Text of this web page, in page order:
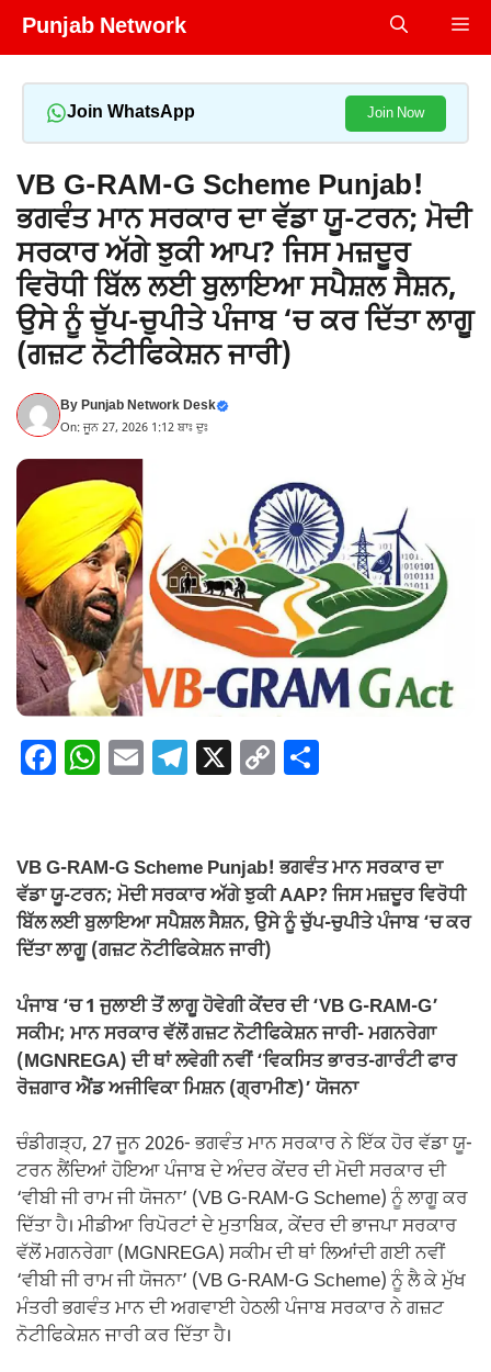
Skip
Punjab Network
Join WhatsApp Join Now
VB G-RAM-G Scheme Punjab!
ਭਗਵੰਤ ਮਾਨ ਸਰਕਾਰ ਦਾ ਵੱਡਾ ਯੂ-ਟਰਨ; ਮੋਦੀ
ਸਰਕਾਰ ਅੱਗੇ ਝੁਕੀ ਆਪ? ਜਿਸ ਮਜ਼ਦੂਰ
ਵਿਰੋਧੀ ਬਿੱਲ ਲਈ ਬੁਲਾਇਆ ਸਪੈਸ਼ਲ ਸੈਸ਼ਨ,
ਉਸੇ ਨੂੰ ਚੁੱਪ-ਚੁਪੀਤੇ ਪੰਜਾਬ ‘ਚ ਕਰ ਦਿੱਤਾ ਲਾਗੂ
(ਗਜ਼ਟ ਨੋਟੀਫਿਕੇਸ਼ਨ ਜਾਰੀ)
ByPunjab Network Desk
On: ਜੂਨ 27, 2026 1:12 ਬਾਃ ਦੁਃ
F
e
b
o
o
k
W
s
A
p
p
E T
gr
a
m
X C
y
Li
n
e
VB G-RAM-G Scheme Punjab! ਭਗਵੰਤ ਮਾਨ ਸਰਕਾਰ ਦਾ
ਵੱਡਾ ਯੂ-ਟਰਨ; ਮੋਦੀ ਸਰਕਾਰ ਅੱਗੇ ਝੁਕੀ AAP? ਜਿਸ ਮਜ਼ਦੂਰ ਵਿਰੋਧੀ
ਬਿੱਲ ਲਈ ਬੁਲਾਇਆ ਸਪੈਸ਼ਲ ਸੈਸ਼ਨ, ਉਸੇ ਨੂੰ ਚੁੱਪ-ਚੁਪੀਤੇ ਪੰਜਾਬ ‘ਚ ਕਰ
ਦਿੱਤਾ ਲਾਗੂ (ਗਜ਼ਟ ਨੋਟੀਫਿਕੇਸ਼ਨ ਜਾਰੀ)
ਪੰਜਾਬ ‘ਚ 1 ਜੁਲਾਈ ਤੋਂ ਲਾਗੂ ਹੋਵੇਗੀ ਕੇਂਦਰ ਦੀ ‘VB G-RAM-G’
ਸਕੀਮ; ਮਾਨ ਸਰਕਾਰ ਵੱਲੋਂ ਗਜ਼ਟ ਨੋਟੀਫਿਕੇਸ਼ਨ ਜਾਰੀ- ਮਗਨਰੇਗਾ
(MGNREGA) ਦੀ ਥਾਂ ਲਵੇਗੀ ਨਵੀਂ ‘ਵਿਕਸਿਤ ਭਾਰਤ-ਗਾਰੰਟੀ ਫਾਰ
ਰੋਜ਼ਗਾਰ ਐਂਡ ਅਜੀਵਿਕਾ ਮਿਸ਼ਨ (ਗ੍ਰਾਮੀਣ)’ ਯੋਜਨਾ
ਚੰਡੀਗੜ੍ਹ, 27 ਜੂਨ 2026- ਭਗਵੰਤ ਮਾਨ ਸਰਕਾਰ ਨੇ ਇੱਕ ਹੋਰ ਵੱਡਾ ਯੂ-
ਟਰਨ ਲੈਂਦਿਆਂ ਹੋਇਆ ਪੰਜਾਬ ਦੇ ਅੰਦਰ ਕੇਂਦਰ ਦੀ ਮੋਦੀ ਸਰਕਾਰ ਦੀ
‘ਵੀਬੀ ਜੀ ਰਾਮ ਜੀ ਯੋਜਨਾ’ (VB G-RAM-G Scheme) ਨੂੰ ਲਾਗੂ ਕਰ
ਦਿੱਤਾ ਹੈ। ਮੀਡੀਆ ਰਿਪੋਰਟਾਂ ਦੇ ਮੁਤਾਬਿਕ, ਕੇਂਦਰ ਦੀ ਭਾਜਪਾ ਸਰਕਾਰ
ਵੱਲੋਂ ਮਗਨਰੇਗਾ (MGNREGA) ਸਕੀਮ ਦੀ ਥਾਂ ਲਿਆਂਦੀ ਗਈ ਨਵੀਂ
‘ਵੀਬੀ ਜੀ ਰਾਮ ਜੀ ਯੋਜਨਾ’ (VB G-RAM-G Scheme) ਨੂੰ ਲੈ ਕੇ ਮੁੱਖ
ਮੰਤਰੀ ਭਗਵੰਤ ਮਾਨ ਦੀ ਅਗਵਾਈ ਹੇਠਲੀ ਪੰਜਾਬ ਸਰਕਾਰ ਨੇ ਗਜ਼ਟ
ਨੋਟੀਫਿਕੇਸ਼ਨ ਜਾਰੀ ਕਰ ਦਿੱਤਾ ਹੈ।